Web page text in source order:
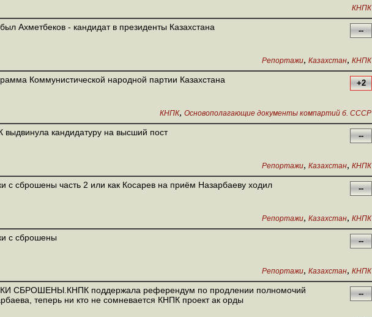
КНПК
Ахметбеков - кандидат в президенты Казахстана --
Репортажи, Казахстан, КНПК
Коммунистической народной партии Казахстана +2
КНПК, Основополагающие документы компартий б. СССР
выдвинула кандидатуру на высший пост --
Репортажи, Казахстан, КНПК
с сброшены часть 2 или как Косарев на приём Назарбаеву ходил --
Репортажи, Казахстан, КНПК
с сброшены --
Репортажи, Казахстан, КНПК
СБРОШЕНЫ.КНПК поддержала референдум по продлении полномочий
теперь ни кто не сомневается КНПК проект ак орды
--